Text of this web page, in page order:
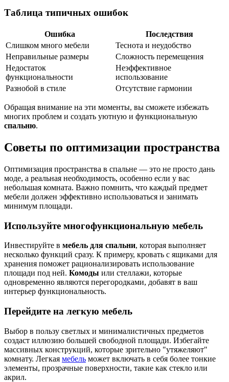
Таблица типичных ошибок
Ошибка
Последствия
Слишком много мебели
Теснота и неудобство
Неправильные размеры
Сложность перемещения
Недостаток
функциональности
Неэффективное
использование
Разнобой в стиле
Отсутствие гармонии
Обращая внимание на эти моменты, вы сможете избежать
многих проблем и создать уютную и функциональную
спальню.
Советы по оптимизации пространства
Оптимизация пространства в спальне — это не просто дань
моде, а реальная необходимость, особенно если у вас
небольшая комната. Важно помнить, что каждый предмет
мебели должен эффективно использоваться и занимать
минимум площади.
Используйте многофункциональную мебель
Инвестируйте в мебель для спальни, которая выполняет
несколько функций сразу. К примеру, кровать с ящиками для
хранения поможет рационализировать использование
площади под ней. Комоды или стеллажи, которые
одновременно являются перегородками, добавят в ваш
интерьер функциональность.
Перейдите на легкую мебель
Выбор в пользу светлых и минималистичных предметов
создаст иллюзию большей свободной площади. Избегайте
массивных конструкций, которые зрительно "утяжеляют"
комнату. Легкая мебель может включать в себя более тонкие
элементы, прозрачные поверхности, такие как стекло или
акрил.